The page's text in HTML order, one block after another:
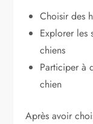
Choisir des
Explorer les
chiens
Participer à
chien
Après avoir